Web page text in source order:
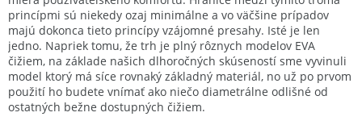
princípmi sú niekedy ozaj minimálne a vo väčšine prípadov
majú dokonca tieto princípy vzájomné presahy. Isté je len
jedno. Napriek tomu, že trh je plný rôznych modelov EVA
čižiem, na základe našich dlhoročných skúseností sme vyvinuli
model ktorý má síce rovnaký základný materiál, no už po prvom
použití ho budete vnímať ako niečo diametrálne odlišné od
ostatných bežne dostupných čižiem.